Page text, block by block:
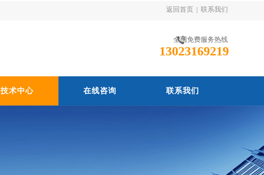
返回首页 联系我们
全国免费服务热线
13023169219
技术中心 在线咨询 联系我们